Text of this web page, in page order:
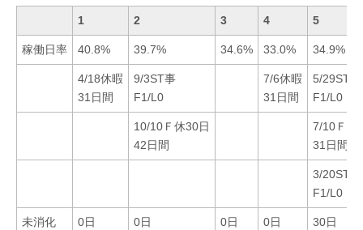
1 2 3 4 5
稼働日率 40.8% 39.7% 34.6% 33.0% 34.9%
4/18休暇
31日間
9/3ST事
F1/L0
7/6休暇
31日間
5/29ST事
F1/L0
10/10Ｆ休30日
42日間
7/10Ｆ休
31日間
3/20ST事
F1/L0
未消化 0日 0日 0日 0日 30日